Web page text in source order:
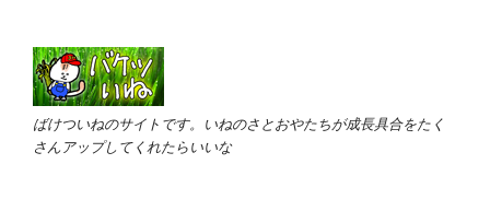
ばけついねのサイトです。いねのさとおやたちが成長具合をたく
さんアップしてくれたらいいな